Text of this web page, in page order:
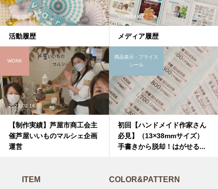
2026.02.28
活動履歴
2025.08.07
メディア履歴
2023.02.16
【制作実績】芦屋市商工会主
催芦屋いいものマルシェ企画
運営
WORK
初回【ハンドメイド作家さん
必見】（13×38mmサイズ）
手書きから脱却！はがせる...
商品表示・プライス
シール
ITEM COLOR&PATTERN